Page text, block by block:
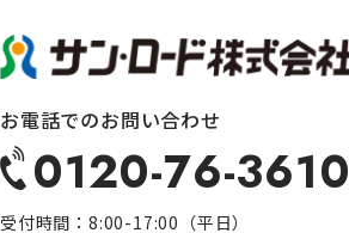
お電話でのお問い合わせ
0120-76-3610
受付時間：8:00-17:00（平日）